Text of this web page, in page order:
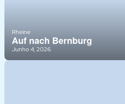
Rheine
Auf nach Bernburg
Junho 4, 2026